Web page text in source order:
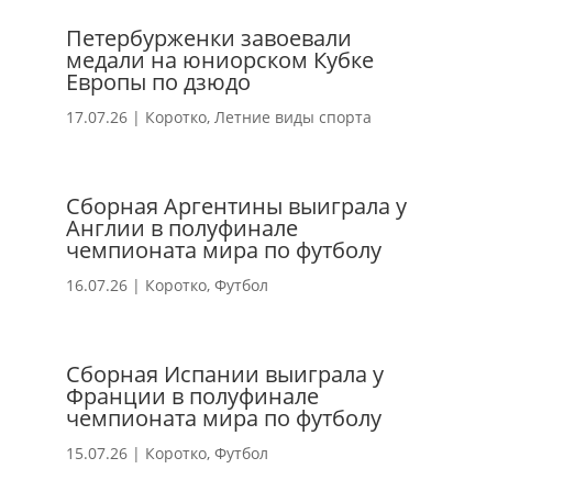
Петербурженки завоевали
медали на юниорском Кубке
Европы по дзюдо
17.07.26| Коротко, Летние виды спорта
Сборная Аргентины выиграла у
Англии в полуфинале
чемпионата мира по футболу
16.07.26| Коротко, Футбол
Сборная Испании выиграла у
Франции в полуфинале
чемпионата мира по футболу
15.07.26| Коротко, Футбол